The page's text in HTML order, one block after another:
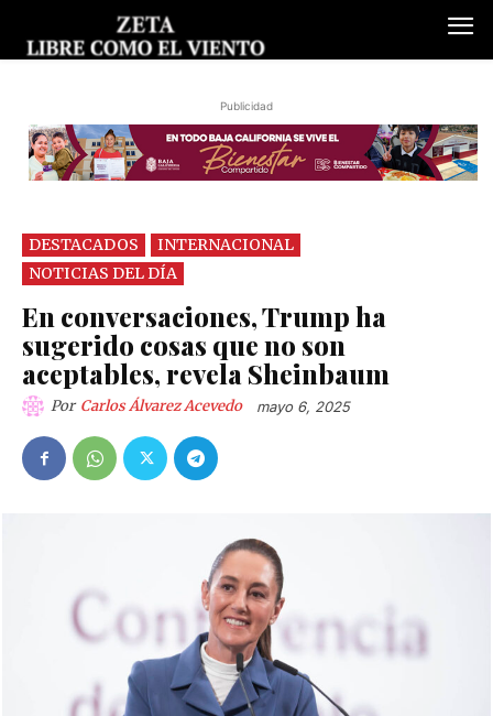
Publicidad
DESTACADOS
INTERNACIONAL
NOTICIAS DEL DÍA
En conversaciones, Trump ha
sugerido cosas que no son
aceptables, revela Sheinbaum
Por Carlos Álvarez Acevedo mayo 6, 2025